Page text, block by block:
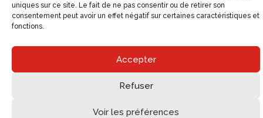
uniques sur ce site. Le fait de ne pas consentir ou de retirer son
consentement peut avoir un effet négatif sur certaines caractéristiques et
fonctions.
Accepter
Refuser
Voir les préférences
Agence de Communication